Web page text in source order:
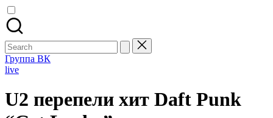
Search
for:
Группа ВК
Posted
live
U2 перепели хит Daft Punk